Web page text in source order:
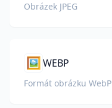
Obrázek JPEG
🖼️ WEBP
Formát obrázku WebP